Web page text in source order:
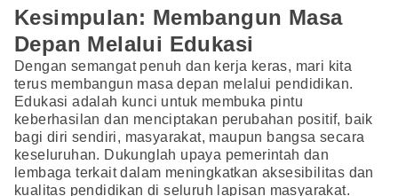
Kesimpulan: Membangun Masa
Depan Melalui Edukasi
Dengan semangat penuh dan kerja keras, mari kita
terus membangun masa depan melalui pendidikan.
Edukasi adalah kunci untuk membuka pintu
keberhasilan dan menciptakan perubahan positif, baik
bagi diri sendiri, masyarakat, maupun bangsa secara
keseluruhan. Dukunglah upaya pemerintah dan
lembaga terkait dalam meningkatkan aksesibilitas dan
kualitas pendidikan di seluruh lapisan masyarakat.